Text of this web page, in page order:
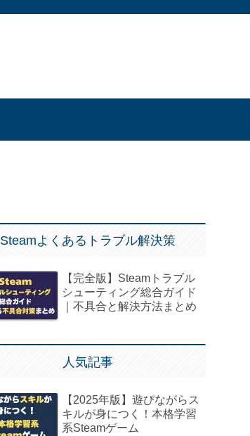
Steamよくあるトラブル解決策
【完全版】Steamトラブル
シューティング総合ガイド
｜不具合と解決方法まとめ
人気記事
【2025年版】遊びながらス
キルが身につく！本格学習
系Steamゲーム